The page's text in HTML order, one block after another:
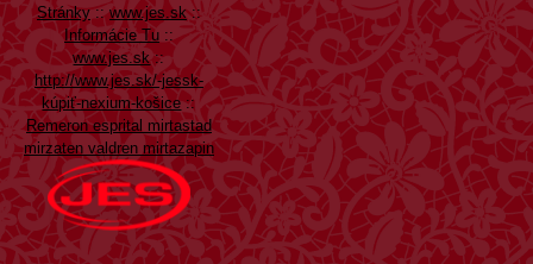
Stránky::www.jes.sk::
Informácie Tu ::
www.jes.sk::
http://www.jes.sk/-jessk-
kúpiť-nexium-košice::
Remeron esprital mirtastad
mirzaten valdren mirtazapin